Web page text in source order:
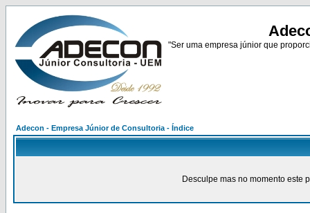
"Ser uma empresa júnior que
Adecon - Empresa Júnior de Consultoria - Índice
Desculpe mas no momento este